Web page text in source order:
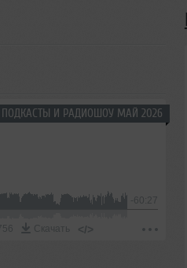
ПОДКАСТЫ И РАДИОШОУ МАЙ 2026
-60:27
756 Скачать </>